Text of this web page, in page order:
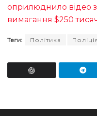
оприлюднило відео
вимагання $250
Теги: Політика